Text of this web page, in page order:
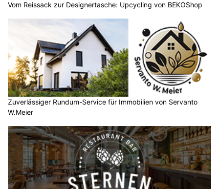
Vom Reissack zur Designertasche: Upcycling von BEKOShop
Zuverlässiger Rundum-Service für Immobilien von Servanto
W.Meier